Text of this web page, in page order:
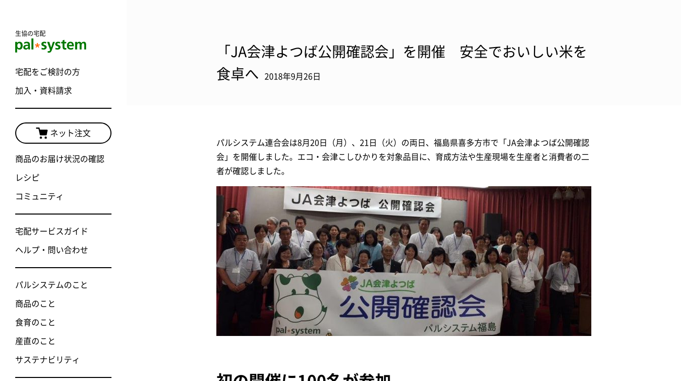
生協の宅配
宅配をご検討の方
加入・資料請求
ネット注文
商品のお届け状況の確認
レシピ
コミュニティ
宅配サービスガイド
ヘルプ・問い合わせ
パルシステムのこと
商品のこと
食育のこと
産直のこと
サステナビリティ
「JA会津よつば公開確認会」を開催 安全でおいしい米を
食卓へ
2018年9月26日
パルシステム連合会は8月20日（月）、21日（火）の両日、福島県喜多方市で「JA会津よつば公開確認
会」を開催しました。エコ・会津こしひかりを対象品目に、育成方法や生産現場を生産者と消費者の二
者が確認しました。